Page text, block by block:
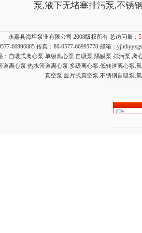
泵,液下无堵塞排污泵,不锈
永嘉县海坦泵业有限公司 2008版权所有 总访问量：
66996885 传真：86-0577-66995778 邮箱：
：自吸式离心泵.单级离心泵.自吸泵.隔膜泵.排污泵.
道离心泵.热水管道离心泵.多级离心泵.低转速离心泵
真空泵.旋片式真空泵.不锈钢自吸泵.